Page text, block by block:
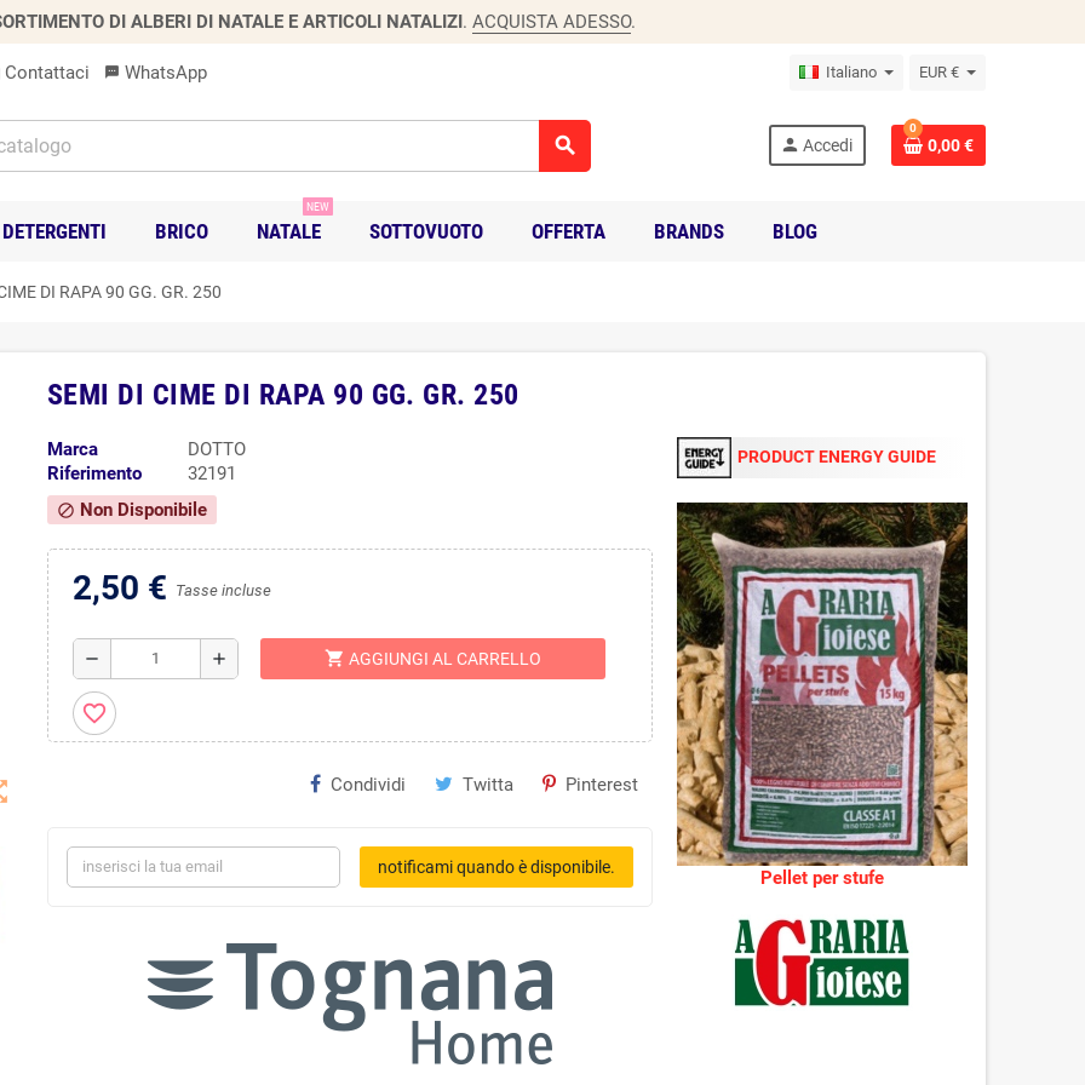
DI ALBERI DI NATALE E ARTICOLI NATALIZI. ACQUISTA ADESSO.
Contattaci sms WhatsApp Italiano EUR €
search person Accedi
0
0,00 €
DETERGENTI BRICO NATALE
NEW
SOTTOVUOTO OFFERTA BRANDS BLOG
DI RAPA 90 GG. GR. 250
SEMI DI CIME DI RAPA 90 GG. GR. 250
Marca
DOTTO
Riferimento
32191
block Non Disponibile
2,50 € Tasse incluse
remove add shopping_cart AGGIUNGI AL CARRELLO
favorite_border
Condividi Twitta Pinterest
notificami quando è disponibile.
PRODUCT ENERGY GUIDE
Pellet per stufe